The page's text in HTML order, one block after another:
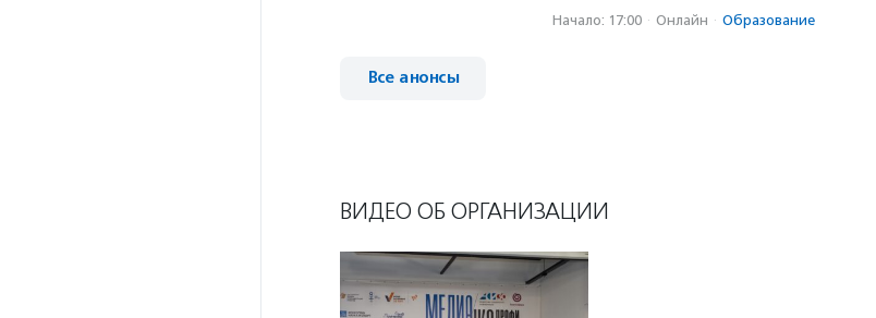
Начало: 17:00 · Онлайн · Образование
Все анонсы
ВИДЕО ОБ ОРГАНИЗАЦИИ